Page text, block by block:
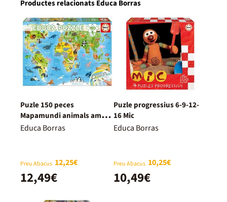
Productes relacionats Educa Borras
Puzle 150 peces
Mapamundi animals amb
làmina
Educa Borras
Preu Abacus 12,25€
12,49€
Puzle progressius 6-9-12-
16 Mic
Educa Borras
Preu Abacus 10,25€
10,49€